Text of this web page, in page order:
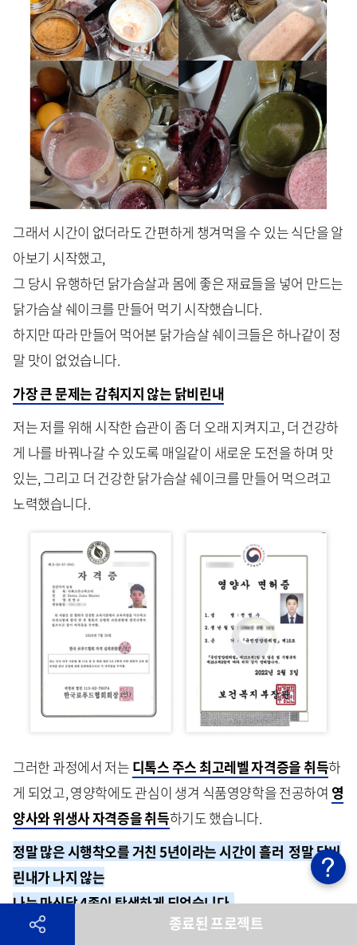
그래서 시간이 없더라도 간편하게 챙겨먹을 수 있는 식단을 알
아보기 시작했고,
그 당시 유행하던 닭가슴살과 몸에 좋은 재료들을 넣어 만드는
닭가슴살 쉐이크를 만들어 먹기 시작했습니다.
하지만 따라 만들어 먹어본 닭가슴살 쉐이크들은 하나같이 정
말 맛이 없었습니다.
가장 큰 문제는 감춰지지 않는 닭비린내
저는 저를 위해 시작한 습관이 좀 더 오래 지켜지고, 더 건강하
게 나를 바꿔나갈 수 있도록 매일같이 새로운 도전을 하며 맛
있는, 그리고 더 건강한 닭가슴살 쉐이크를 만들어 먹으려고
노력했습니다.
그러한 과정에서 저는 디톡스 주스 최고레벨 자격증을 취득하
게 되었고, 영양학에도 관심이 생겨 식품영양학을 전공하여 영
양사와 위생사 자격증을 취득하기도 했습니다.
정말 많은 시행착오를 거친 5년이라는 시간이 흘러 정말 닭비
린내가 나지 않는
나는 마신닭 4종이 탄생하게 되었습니다.
종료된 프로젝트